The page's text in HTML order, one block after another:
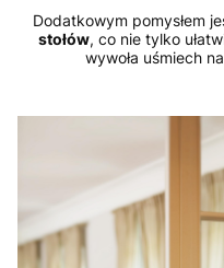
Dodatkowym pomysłem
stołów, co nie tylko
wywoła uśmiech